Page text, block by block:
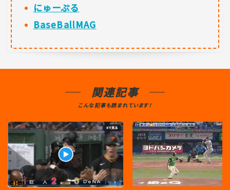
にゅーぷる
BaseBallMAG
関連記事
こんな記事も読まれています！